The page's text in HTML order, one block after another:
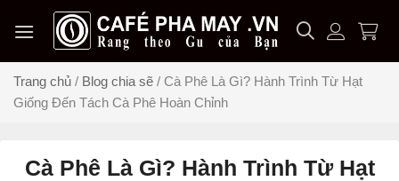
đến
dungTrang chủ / Blog chia sẽ / Cà Phê Là Gì? Hành Trình Từ Hạt
Giống Đến Tách Cà Phê Hoàn Chỉnh
Cà Phê Là Gì? Hành Trình Từ Hạt